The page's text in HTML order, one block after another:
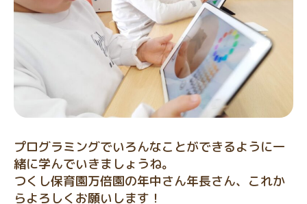
プログラミングでいろんなことができるように一
緒に学んでいきましょうね。
つくし保育園万倍園の年中さん年長さん、これか
らよろしくお願いします！